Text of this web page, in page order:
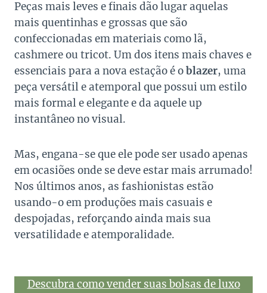
Peças mais leves e finais dão lugar aquelas
mais quentinhas e grossas que são
confeccionadas em materiais como lã,
cashmere ou tricot. Um dos itens mais chaves e
essenciais para a nova estação é oblazer, uma
peça versátil e atemporal que possui um estilo
mais formal e elegante e da aquele up
instantâneo no visual.
Mas, engana-se que ele pode ser usado apenas
em ocasiões onde se deve estar mais arrumado!
Nos últimos anos, as fashionistas estão
usando-o em produções mais casuais e
despojadas, reforçando ainda mais sua
versatilidade e atemporalidade.
Descubra como vender suas bolsas de luxo